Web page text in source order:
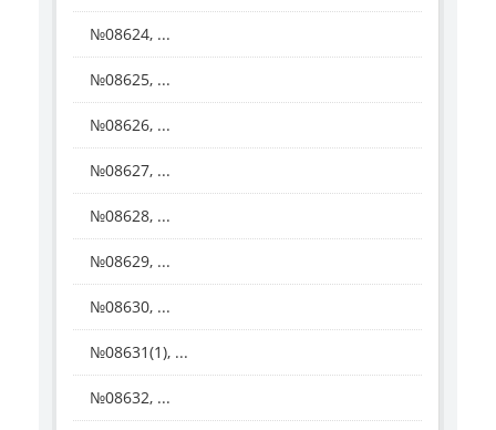
№08624, ...
№08625, ...
№08626, ...
№08627, ...
№08628, ...
№08629, ...
№08630, ...
№08631(1), ...
№08632, ...